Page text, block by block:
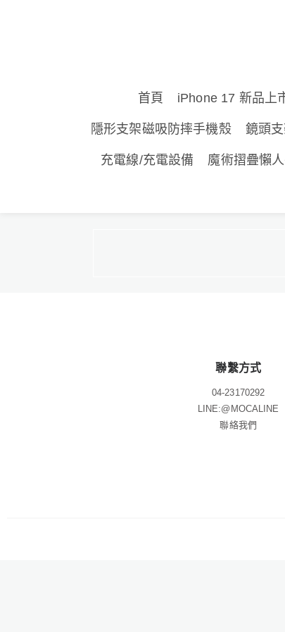
首頁 iPhone 17 新品上
隱形支架磁吸防摔手機殼 鏡頭
充電線/充電設備 魔術摺疊懶
聯繫方式
04-23170292
LINE:@MOCALINE
聯絡我們